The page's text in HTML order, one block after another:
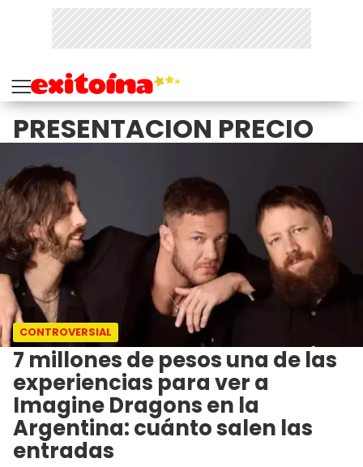
PRESENTACION PRECIO
CONTROVERSIAL
7 millones de pesos una de las
experiencias para ver a
Imagine Dragons en la
Argentina: cuánto salen las
entradas